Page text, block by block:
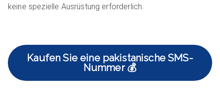
keine spezielle Ausrüstung erforderlich.
Kaufen Sie eine pakistanische SMS-
Nummer 💰